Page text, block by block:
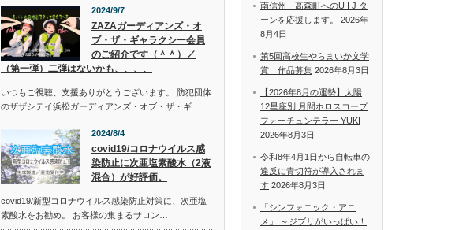
2024/9/7
ZAZAガーディアンズ・オ
ブ・ザ・ギャラクシー会員
のご紹介です（＾＾）／
（第一弾）二弾はないかも、、、、
いつもご視聴、支援ありがとうございます。 防犯団体
のザザシテイ浜松ガーディアンズ・オブ・ザ・ギ…
2024/8/4
covid19/コロナウイルス感
染防止に次亜塩素酸水（2液
混合）が好評価。
covid19/新型コロナウイルス感染防止対策に、次亜塩
素酸水をお勧め。 お客様の集まるサロン…
南信州 高森町へのU I J タ
ーンを応援します。
2026年
8月4日
第5回高校生やらまいか文学
賞 作品募集 2026年8月3日
【2026年8月の運勢】太陽
12星座別 月間ホロスコープ
フォーチュンテラー YUKI
2026年8月3日
令和8年4月1日から自転車の
違反に青切符が導入されま
す 2026年8月3日
「シンフォニック・アニ
メ」 ～ジブリがいっぱい！